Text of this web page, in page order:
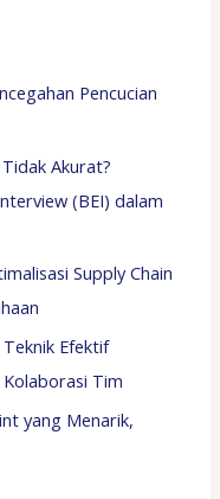
Pencucian
Akurat?
(BEI) dalam
Supply Chain
Efektif
Tim
yang Menarik,